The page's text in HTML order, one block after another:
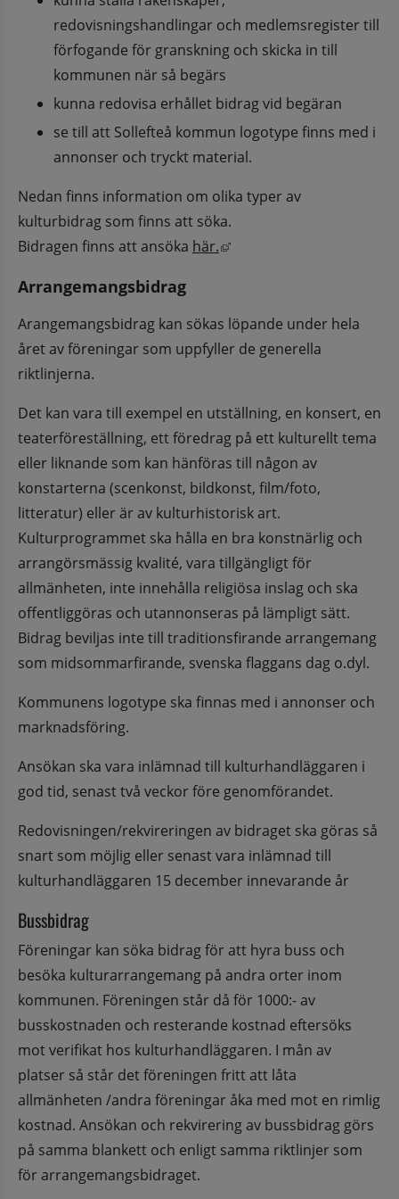
redovisningshandlingar och medlemsregister till
förfogande för granskning och skicka in till
kommunen när så begärs
kunna redovisa erhållet bidrag vid begäran
se till att Sollefteå kommun logotype finns med i
annonser och tryckt material.
Nedan finns information om olika typer av
kulturbidrag som finns att söka.
Bidragen finns att ansöka här. Länk till annan
Arrangemangsbidrag
Arangemangsbidrag kan sökas löpande under hela
året av föreningar som uppfyller de generella
riktlinjerna.
Det kan vara till exempel en utställning, en konsert, en
teaterföreställning, ett föredrag på ett kulturellt tema
eller liknande som kan hänföras till någon av
konstarterna (scenkonst, bildkonst, film/foto,
litteratur) eller är av kulturhistorisk art.
Kulturprogrammet ska hålla en bra konstnärlig och
arrangörsmässig kvalité, vara tillgängligt för
allmänheten, inte innehålla religiösa inslag och ska
offentliggöras och utannonseras på lämpligt sätt.
Bidrag beviljas inte till traditionsfirande arrangemang
som midsommarfirande, svenska flaggans dag o.dyl.
Kommunens logotype ska finnas med i annonser och
marknadsföring.
Ansökan ska vara inlämnad till kulturhandläggaren i
god tid, senast två veckor före genomförandet.
Redovisningen/rekvireringen av bidraget ska göras så
snart som möjlig eller senast vara inlämnad till
kulturhandläggaren 15 december innevarande år
Bussbidrag
Föreningar kan söka bidrag för att hyra buss och
besöka kulturarrangemang på andra orter inom
kommunen. Föreningen står då för 1000:- av
busskostnaden och resterande kostnad eftersöks
mot verifikat hos kulturhandläggaren. I mån av
platser så står det föreningen fritt att låta
allmänheten /andra föreningar åka med mot en rimlig
kostnad. Ansökan och rekvirering av bussbidrag görs
på samma blankett och enligt samma riktlinjer som
för arrangemangsbidraget.